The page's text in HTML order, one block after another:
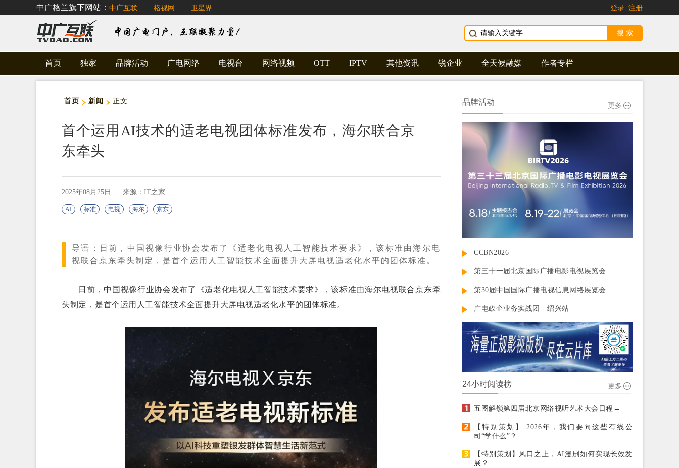
中广格兰旗下网站： 中广互联 格视网 卫星界 登录 注册
首页 独家 品牌活动 广电网络 电视台 网络视频 OTT IPTV 其他资讯 锐企业 全天候融媒 作者专栏
首页 新闻 正文
首个运用AI技术的适老电视团体标准发布，海尔联合京
东牵头
2025年08月25日 来源：IT之家
AI 标准 电视 海尔 京东
导语：
日前，中国视像行业协会发布了《适老化电视人工智能技术要求》，该标准由海尔电
视联合京东牵头制定，是首个运用人工智能技术全面提升大屏电视适老化水平的团体标准。
日前，中国视像行业协会发布了《适老化电视人工智能技术要求》，该标准由海尔电视联合京东牵
头制定，是首个运用人工智能技术全面提升大屏电视适老化水平的团体标准。
品牌活动 更多
CCBN2026
第三十一届北京国际广播电影电视展览会
第30届中国国际广播电视信息网络展览会
广电政企业务实战团—绍兴站
24小时阅读榜 更多
五图解锁第四届北京网络视听艺术大会日程→
【特别策划】 2026年，我们要向这些有线公
司“学什么”？
【特别策划】风口之上，AI漫剧如何实现长效发
展？